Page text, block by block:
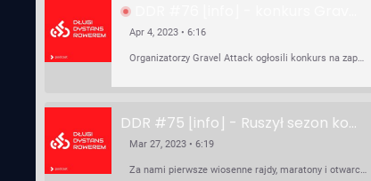
Apr 4, 2023 • 6:16
Organizatorzy Gravel Attack ogłosili konkurs na zaprojektowanie koszulki. Varmia Gravel 2023 przypomina o możliwości podzielenia opłaty startowej na dwie raty 50/50 – na zero procent! …
DDR #75 [info] - Ruszył sezon kolarski! Pierwszy Brevet Race Through Poland, Otwarcie sezonu Rajdy Dla Frajdy, Ankieta Rowerowa, przygotowania do Race Around Poland
Mar 27, 2023 • 6:19
Za nami pierwsze wiosenne rajdy, maratony i otwarcia sezonu, choć w Gdańsku zima nie powiedziała jeszcze ostatniego słowa bo właśnie pada śnieg. Linki: ⁠http://watahaultrarace.pl/⁠⁠https://rajdydlafrajdy.pl/⁠https://brevety.pl/brevets⁠⁠https://racearoundpoland.pl/⁠⁠https://granguanche.com/audax/audaxgravel/⁠⁠Ankieta Rowerowa…